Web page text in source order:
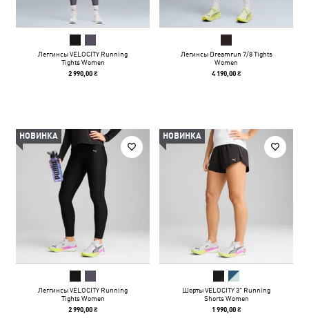
Леггинсы VELOCITY Running
Tights Women
2 990,00 ₴
Легинсы Dreamrun 7/8 Tights
Women
4 190,00 ₴
НОВИНКА
Леггинсы VELOCITY Running
Tights Women
2 990,00 ₴
НОВИНКА
Шорты VELOCITY 3" Running
Shorts Women
1 990,00 ₴